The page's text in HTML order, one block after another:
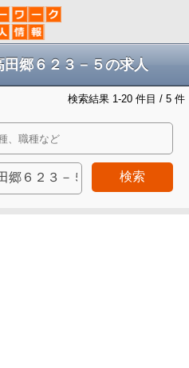
郷６２３－５の求人
検索結果 1-20 件目 / 5 件
検索